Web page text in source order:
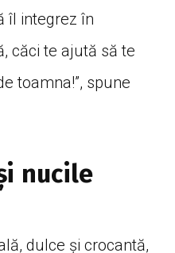
îl integrez în
, căci te ajută să te
toamna!”, spune
nucile
, dulce și crocantă,